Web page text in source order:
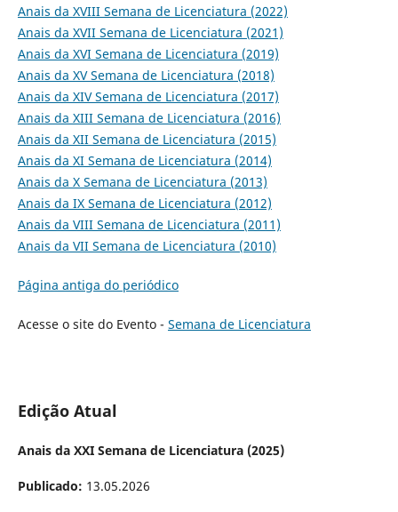
Anais da XVIII Semana de Licenciatura (2022)
Anais da XVII Semana de Licenciatura (2021)
Anais da XVI Semana de Licenciatura (2019)
Anais da XV Semana de Licenciatura (2018)
Anais da XIV Semana de Licenciatura (2017)
Anais da XIII Semana de Licenciatura (2016)
Anais da XII Semana de Licenciatura (2015)
Anais da XI Semana de Licenciatura (2014)
Anais da X Semana de Licenciatura (2013)
Anais da IX Semana de Licenciatura (2012)
Anais da VIII Semana de Licenciatura (2011)
Anais da VII Semana de Licenciatura (2010)
Página antiga do periódico
Acesse o site do Evento - Semana de Licenciatura
Edição Atual
Anais da XXI Semana de Licenciatura (2025)
Publicado: 13.05.2026